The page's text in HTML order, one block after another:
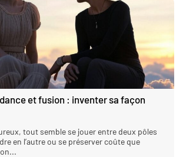
et fusion : inventer sa façon
tout semble se jouer entre deux pôles
en l’autre ou se préserver coûte que